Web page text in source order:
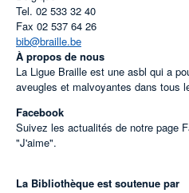
Tel. 02 533 32 40
Fax 02 537 64 26
bib@braille.be
À propos de nous
La Ligue Braille est une asbl qui a
aveugles et malvoyantes dans tous
Facebook
Suivez les actualités de notre page
"J'aime".
La Bibliothèque est soutenue par